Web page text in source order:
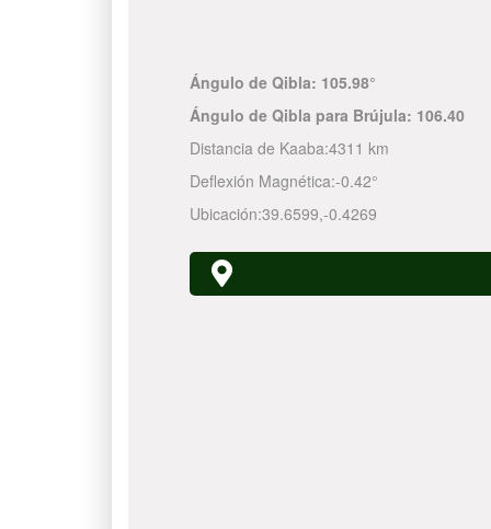
Ángulo de Qibla: 105.98°
Ángulo de Qibla para Brújula: 106.40
Distancia de Kaaba:4311 km
Deflexión Magnética:-0.42°
Ubicación:39.6599,-0.4269